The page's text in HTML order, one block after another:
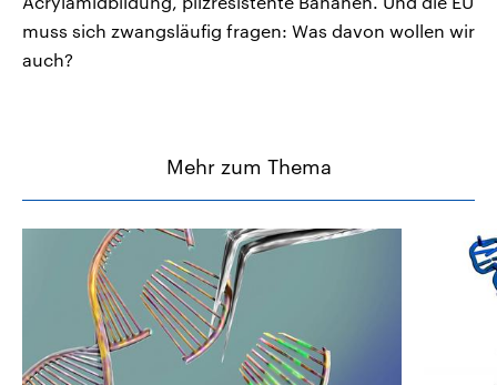
muss sich zwangsläufig fragen: Was davon wollen wir
auch?
Mehr zum Thema